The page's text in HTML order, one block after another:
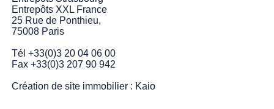
Entrepôts XXL France
25 Rue de Ponthieu,
75008 Paris
Tél +33(0)3 20 04 06 00
Fax +33(0)3 207 90 942
Création de site immobilier : Kaio